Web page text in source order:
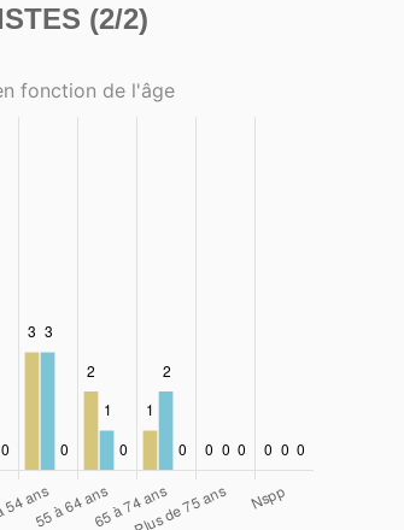
(2/2)
fonction de l'âge